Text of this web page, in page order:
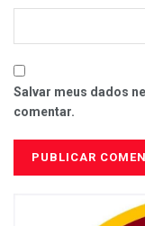
Salvar meus dados
comentar.